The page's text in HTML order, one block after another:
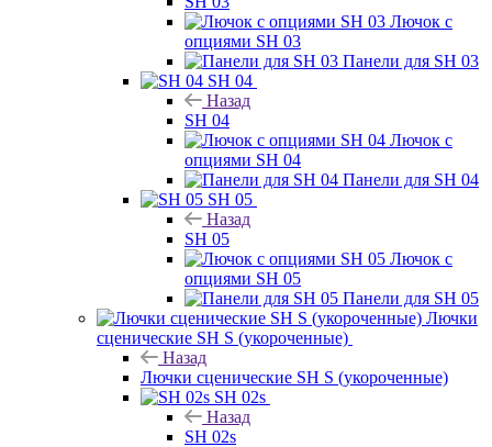
Лючок с
опциями SH 03
Панели для SH 03
SH 04
Назад
SH 04
Лючок с
опциями SH 04
Панели для SH 04
SH 05
Назад
SH 05
Лючок с
опциями SH 05
Панели для SH 05
Лючки
сценические SH S (укороченные)
Назад
Лючки сценические SH S (укороченные)
SH 02s
Назад
SH 02s